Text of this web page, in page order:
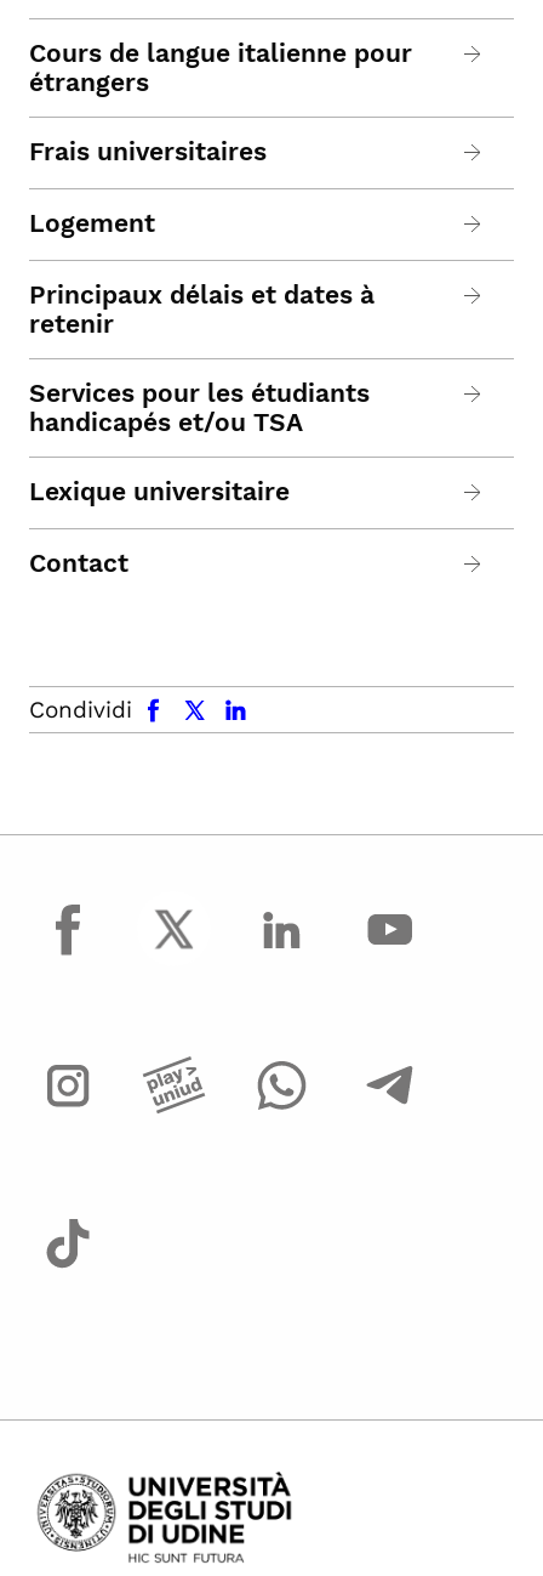
Cours de langue italienne pour
étrangers
Frais universitaires
Logement
Principaux délais et dates à
retenir
Services pour les étudiants
handicapés et/ou TSA
Lexique universitaire
Contact
Condividi
facebook x.com linkedin
facebook